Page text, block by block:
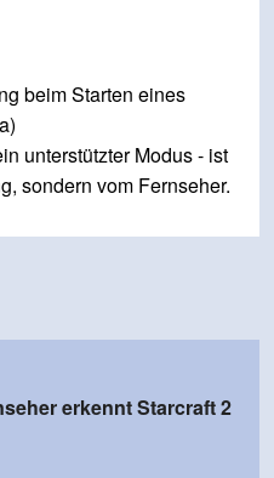
beim Starten eines
unterstützter Modus - ist
sondern vom Fernseher.
erkennt Starcraft 2